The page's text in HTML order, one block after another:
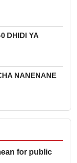
DHIDI YA
NANENANE
for public